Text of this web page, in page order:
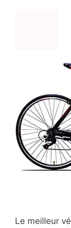
Le meilleur